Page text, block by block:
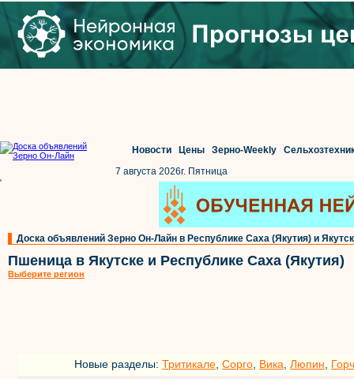
Новости Цены Зерно-Weekly
7 августа 2026г. Пятница
'
Доска объявлений Зерно Он-Лайн в Республике Саха (Якутия) и
Пшеница в Якутске и Республике Саха (Якутия)
Выберите регион
Новые разделы: Тритикале Сорго Вика Люпин